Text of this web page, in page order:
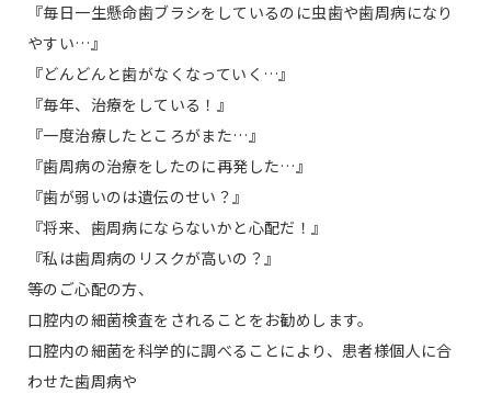
『毎日一生懸命歯ブラシをしているのに虫歯や歯周病になり
やすい…』
『どんどんと歯がなくなっていく…』
『毎年、治療をしている！』
『一度治療したところがまた…』
『歯周病の治療をしたのに再発した…』
『歯が弱いのは遺伝のせい？』
『将来、歯周病にならないかと心配だ！』
『私は歯周病のリスクが高いの？』
等のご心配の方、
口腔内の細菌検査をされることをお勧めします。
口腔内の細菌を科学的に調べることにより、患者様個人に合
わせた歯周病や